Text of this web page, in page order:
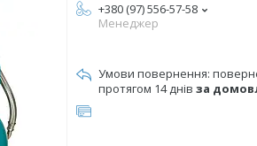
+380 (97) 556-57-58
Менеджер
протягом 14 днів за